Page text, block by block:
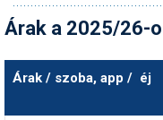
Árak a 2025/26-
Árak / szoba, app / éj